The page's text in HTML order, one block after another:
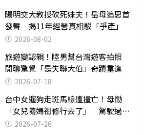
陽明交大教授砍死妹夫！岳母追思首
發聲 揭11年經營真相駁「爭產」
2026-08-02
旅遊變認親！陸男幫台灣遊客拍照
閒聊驚覺「是失聯大伯」奇蹟重逢
2026-07-18
台中女遛狗走斑馬線遭撞亡！母慟
「女兒隨媽祖修行去了」 駕駛過失
致死判9月
2026-07-26